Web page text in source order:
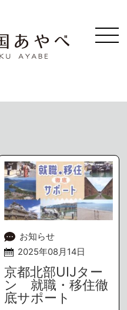
お知らせ
2025年08月14日
京都北部UIJター
ン 就職・移住徹
底サポート